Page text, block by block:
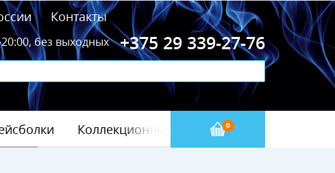
Контакты
+375 29 339-27-76
без выходных
0
Коллекционные значки